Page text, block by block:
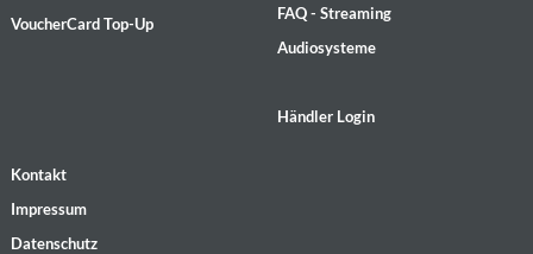
VoucherCard Top-Up
FAQ - Streaming
Audiosysteme
Händler Login
Kontakt
Impressum
Datenschutz